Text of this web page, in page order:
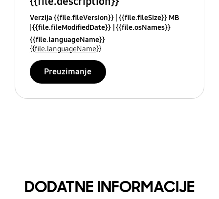
Verzija {{file.fileVersion}} {{file.fileSize}} MB
{{file.fileModifiedDate}} {{file.osNames}}
{{file.languageName}}
{{file.languageName}}
Preuzimanje
DODATNE INFORMACIJE